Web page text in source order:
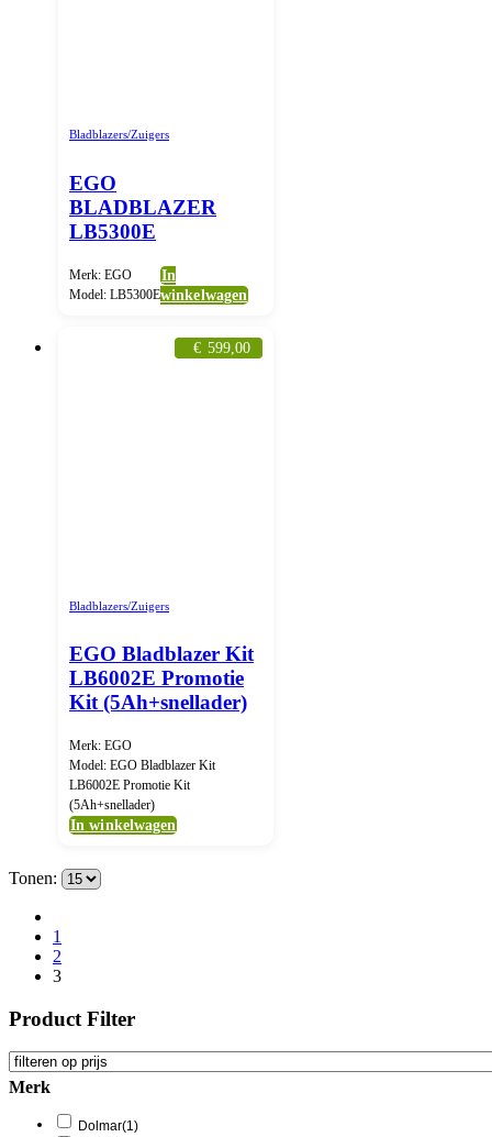
Bladblazers/Zuigers
EGO
BLADBLAZER
LB5300E
Merk: EGO
Model: LB5300E
In
winkelwagen
€ 599,00
Bladblazers/Zuigers
EGO Bladblazer Kit
LB6002E Promotie
Kit (5Ah+snellader)
Merk: EGO
Model: EGO Bladblazer Kit
LB6002E Promotie Kit
(5Ah+snellader)
In winkelwagen
Tonen:
1
2
3
Product Filter
Merk
Dolmar(1)